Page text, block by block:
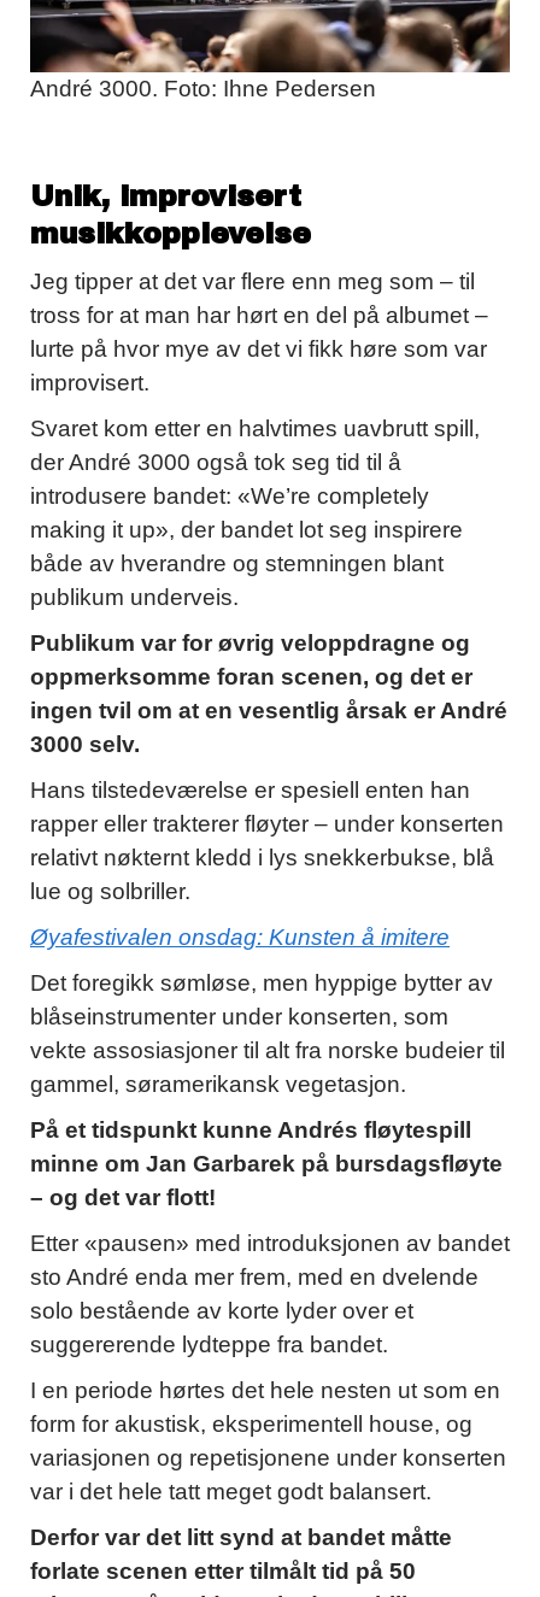
André 3000. Foto: Ihne Pedersen
Unik, improvisert
musikkopplevelse
Jeg tipper at det var flere enn meg som – til
tross for at man har hørt en del på albumet –
lurte på hvor mye av det vi fikk høre som var
improvisert.
Svaret kom etter en halvtimes uavbrutt spill,
der André 3000 også tok seg tid til å
introdusere bandet: «We’re completely
making it up», der bandet lot seg inspirere
både av hverandre og stemningen blant
publikum underveis.
Publikum var for øvrig veloppdragne og
oppmerksomme foran scenen, og det er
ingen tvil om at en vesentlig årsak er André
3000 selv.
Hans tilstedeværelse er spesiell enten han
rapper eller trakterer fløyter – under konserten
relativt nøkternt kledd i lys snekkerbukse, blå
lue og solbriller.
Øyafestivalen onsdag: Kunsten å imitere
Det foregikk sømløse, men hyppige bytter av
blåseinstrumenter under konserten, som
vekte assosiasjoner til alt fra norske budeier til
gammel, søramerikansk vegetasjon.
På et tidspunkt kunne Andrés fløytespill
minne om Jan Garbarek på bursdagsfløyte
– og det var flott!
Etter «pausen» med introduksjonen av bandet
sto André enda mer frem, med en dvelende
solo bestående av korte lyder over et
suggererende lydteppe fra bandet.
I en periode hørtes det hele nesten ut som en
form for akustisk, eksperimentell house, og
variasjonen og repetisjonene under konserten
var i det hele tatt meget godt balansert.
Derfor var det litt synd at bandet måtte
forlate scenen etter tilmålt tid på 50